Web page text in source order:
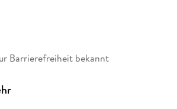
Barrierefreiheit bekannt